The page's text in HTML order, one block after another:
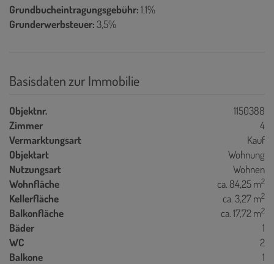
Grundbucheintragungsgebühr:1,1%
Grunderwerbsteuer:3,5%
Basisdaten zur Immobilie
Objektnr.
1150388
Zimmer
4
Vermarktungsart
Kauf
Objektart
Wohnung
Nutzungsart
Wohnen
Wohnfläche
ca. 84,25 m2
Kellerfläche ca. 3,27 m2
Balkonfläche ca. 17,72 m2
Bäder
1
WC
2
Balkone
1